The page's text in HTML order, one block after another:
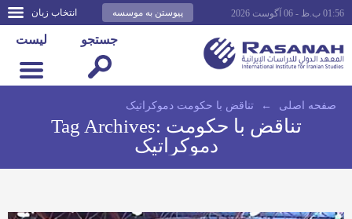
انتخاب زبان پیوستن به موسسه 01:56 ب.ظ - 06 آگوست 2026
لیست جستجو
صفحه اصلى ← تناقض با حکومت دموکراتیک
Tag Archives: تناقض با حکومت
دموکراتیک